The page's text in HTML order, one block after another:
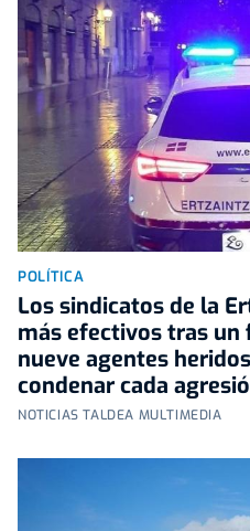
POLÍTICA
Los sindicatos de la
más efectivos tras un
nueve agentes
condenar cada
NOTICIAS TALDEA MULTIMEDIA